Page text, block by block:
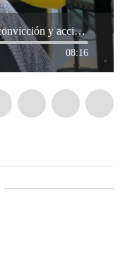
“Hacer las cosas con pasión, convicción y acción”: Lynda Sabagh sobre su lema de vida para emprender
08:16